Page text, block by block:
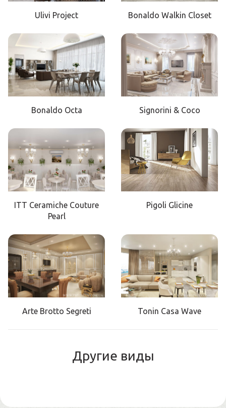
Ulivi Project Bonaldo Walkin Closet
Bonaldo Octa Signorini & Coco
ITT Ceramiche Couture
Pearl
Pigoli Glicine
Arte Brotto Segreti Tonin Casa Wave
Другие виды